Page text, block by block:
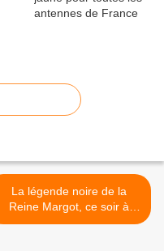
La légende noire de la
Reine Margot, ce soir à
21h00 sur France 2 dans